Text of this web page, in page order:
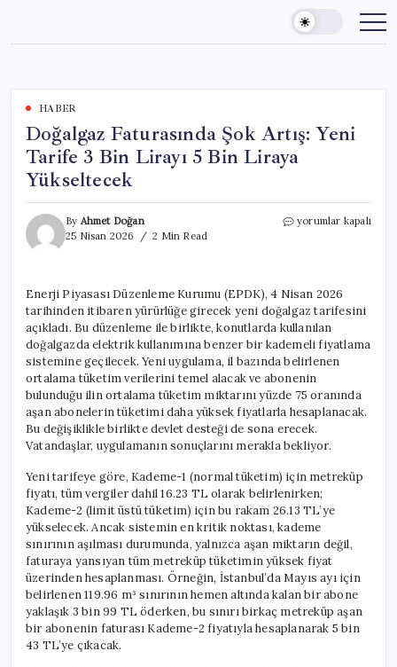
content
HABER
Doğalgaz Faturasında Şok Artış: Yeni
Tarife 3 Bin Lirayı 5 Bin Liraya
Yükseltecek
By Ahmet Doğan
25 Nisan 2026
2 Min Read
Doğalgaz
Tarife
3
Bin
Lirayı
5
Liraya
Yükseltecek
için
yorumlar kapalı
Enerji Piyasası Düzenleme Kurumu (EPDK), 4 Nisan 2026
tarihinden itibaren yürürlüğe girecek yeni doğalgaz tarifesini
açıkladı. Bu düzenleme ile birlikte, konutlarda kullanılan
doğalgazda elektrik kullanımına benzer bir kademeli fiyatlama
sistemine geçilecek. Yeni uygulama, il bazında belirlenen
ortalama tüketim verilerini temel alacak ve abonenin
bulunduğu ilin ortalama tüketim miktarını yüzde 75 oranında
aşan abonelerin tüketimi daha yüksek fiyatlarla hesaplanacak.
Bu değişiklikle birlikte devlet desteği de sona erecek.
Vatandaşlar, uygulamanın sonuçlarını merakla bekliyor.
Yeni tarifeye göre, Kademe-1 (normal tüketim) için metreküp
fiyatı, tüm vergiler dahil 16.23 TL olarak belirlenirken;
Kademe-2 (limit üstü tüketim) için bu rakam 26.13 TL’ye
yükselecek. Ancak sistemin en kritik noktası, kademe
sınırının aşılması durumunda, yalnızca aşan miktarın değil,
faturaya yansıyan tüm metreküp tüketimin yüksek fiyat
üzerinden hesaplanması. Örneğin, İstanbul’da Mayıs ayı için
belirlenen 119.96 m³ sınırının hemen altında kalan bir abone
yaklaşık 3 bin 99 TL öderken, bu sınırı birkaç metreküp aşan
bir abonenin faturası Kademe-2 fiyatıyla hesaplanarak 5 bin
43 TL’ye çıkacak.